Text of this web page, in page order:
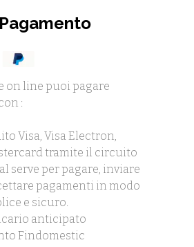
on line puoi pagare
:
Visa, Visa Electron,
tramite il circuito
serve per pagare, inviare
pagamenti in modo
e sicuro.
anticipato
Findomestic